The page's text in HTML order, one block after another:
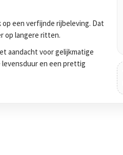
een verfijnde rijbeleving. Dat
op langere ritten.
aandacht voor gelijkmatige
en een prettig